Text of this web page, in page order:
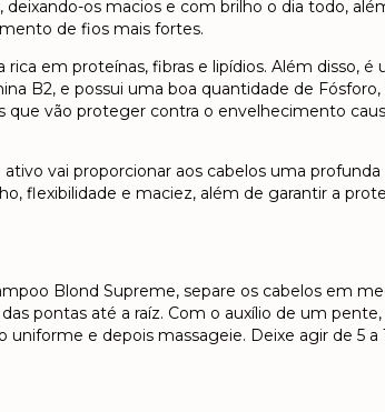
os macios e com brilho o dia todo,
de fios mais fortes.
rica em proteínas, fibras e lipídios. Além disso,
B2, e possui uma boa quantidade de Fósforo,
vão proteger contra o envelhecimento
vai proporcionar aos cabelos uma profunda
flexibilidade e maciez, além de garantir a
Blond Supreme, separe os cabelos em
pontas até a raíz. Com o auxílio de um
uniforme e depois massageie. Deixe agir de 5